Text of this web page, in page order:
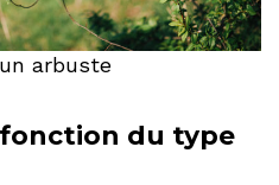
arbuste
du type